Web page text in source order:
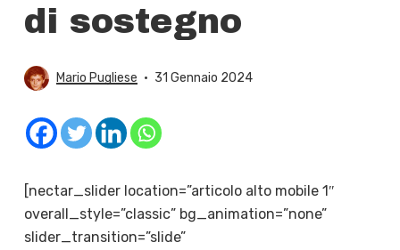
di sostegno
Mario Pugliese 31 Gennaio 2024
[nectar_slider location=”articolo alto mobile 1″
overall_style=”classic” bg_animation=”none”
slider_transition=”slide”